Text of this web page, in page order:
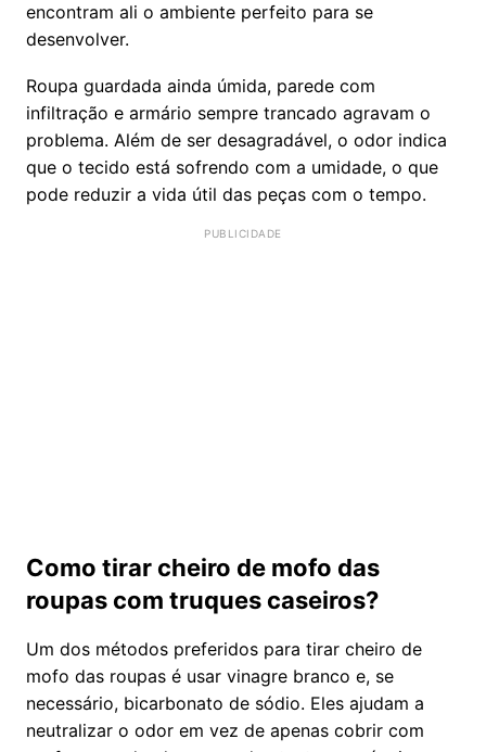
encontram ali o ambiente perfeito para se
desenvolver.
Roupa guardada ainda úmida, parede com
infiltração e armário sempre trancado agravam o
problema. Além de ser desagradável, o odor indica
que o tecido está sofrendo com a umidade, o que
pode reduzir a vida útil das peças com o tempo.
Como tirar cheiro de mofo das
roupas com truques caseiros?
Um dos métodos preferidos para tirar cheiro de
mofo das roupas é usar vinagre branco e, se
necessário, bicarbonato de sódio. Eles ajudam a
neutralizar o odor em vez de apenas cobrir com